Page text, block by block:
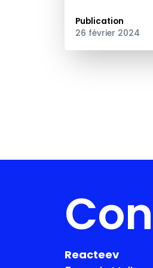
Publication
26 février 2024
Reacteev